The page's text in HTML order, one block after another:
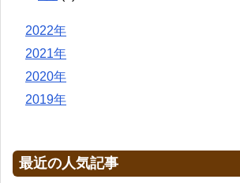
2022年
2021年
2020年
2019年
最近の人気記事